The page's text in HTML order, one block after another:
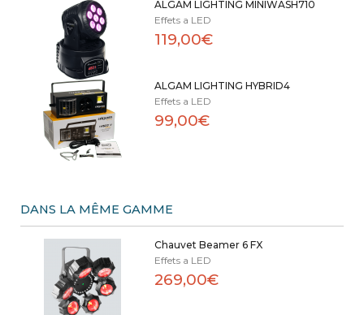
ALGAM LIGHTING MINIWASH710
Effets a LED
119,00€
ALGAM LIGHTING HYBRID4
Effets a LED
99,00€
DANS LA MÊME GAMME
Chauvet Beamer 6 FX
Effets a LED
269,00€